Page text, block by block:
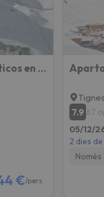
Apartamentos y estudios turísticos en Val Claret (Tignes)
€/pers.
7.9 67
05/12/
2 dies